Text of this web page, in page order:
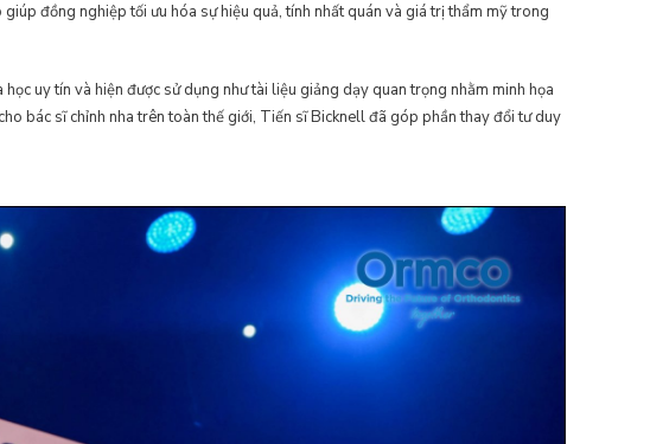
đồng nghiệp tối ưu hóa sự hiệu quả, tính nhất quán và giá trị thẩm mỹ trong
uy tín và hiện được sử dụng như tài liệu giảng dạy quan trọng nhằm minh họa
bác sĩ chỉnh nha trên toàn thế giới, Tiến sĩ Bicknell đã góp phần thay đổi tư duy